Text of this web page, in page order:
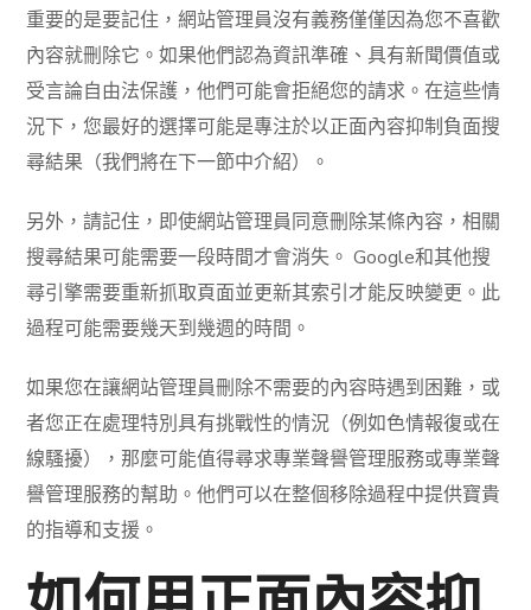
重要的是要記住，網站管理員沒有義務僅僅因為您不喜歡
內容就刪除它。如果他們認為資訊準確、具有新聞價值或
受言論自由法保護，他們可能會拒絕您的請求。在這些情
況下，您最好的選擇可能是專注於以正面內容抑制負面搜
尋結果（我們將在下一節中介紹）。
另外，請記住，即使網站管理員同意刪除某條內容，相關
搜尋結果可能需要一段時間才會消失。 Google和其他搜
尋引擎需要重新抓取頁面並更新其索引才能反映變更。此
過程可能需要幾天到幾週的時間。
如果您在讓網站管理員刪除不需要的內容時遇到困難，或
者您正在處理特別具有挑戰性的情況（例如色情報復或在
線騷擾），那麼可能值得尋求專業聲譽管理服務或專業聲
譽管理服務的幫助。他們可以在整個移除過程中提供寶貴
的指導和支援。